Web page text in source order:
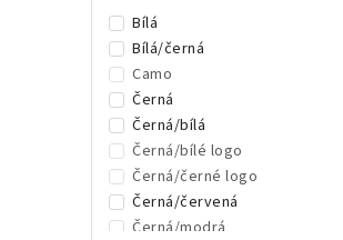
Phoenix
Rival
SMAI
Top King Boxing
TWINS
Venum
Bílá
Bílá/černá
Camo
Černá
Černá/bílá
Černá/bílé logo
Černá/černé logo
Černá/červená
Černá/modrá